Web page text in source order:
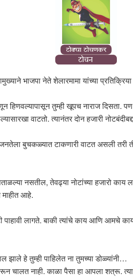
भाजपा नेते शेलारमामा यांच्या
हिणवल्यापासून तुम्ही खूपच नाराज दिसता.
वाटतो. त्यानंतर दोन हजारी
बुचकळ्यात टाकणारी वाटत असली तरी
नसतील, तेवढ्या नोटांच्या हजारो
आहे.
लागते. बाकी त्यांचे काय आणि आमचे
झाले हे तुम्ही पाहिलेत ना तुमच्या डोळ्यांनी…
चालत नाही. काळा पैसा हा आपला शत्रू.